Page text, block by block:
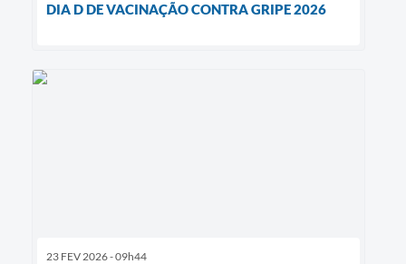
DIA D DE VACINAÇÃO CONTRA GRIPE 2026
23 FEV 2026 - 09h44